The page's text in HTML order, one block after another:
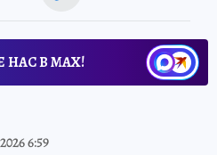
НАС В МАХ!
6:59